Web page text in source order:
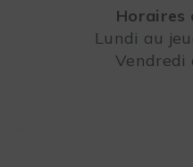
Horaires
Lundi au
Vendredi